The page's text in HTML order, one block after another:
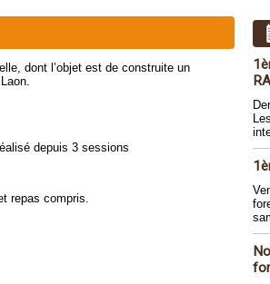
dont l’objet est de construite un
depuis 3 sessions
repas compris.